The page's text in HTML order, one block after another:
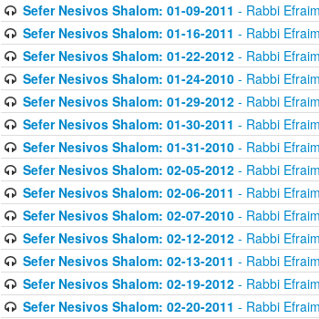
Sefer Nesivos Shalom: 01-09-2011 - Rabbi
Sefer Nesivos Shalom: 01-16-2011 - Rabbi
Sefer Nesivos Shalom: 01-22-2012- Rabbi
Sefer Nesivos Shalom: 01-24-2010- Rabbi
Sefer Nesivos Shalom: 01-29-2012- Rabbi
Sefer Nesivos Shalom: 01-30-2011 - Rabbi
Sefer Nesivos Shalom: 01-31-2010- Rabbi
Sefer Nesivos Shalom: 02-05-2012- Rabbi
Sefer Nesivos Shalom: 02-06-2011 - Rabbi
Sefer Nesivos Shalom: 02-07-2010- Rabbi
Sefer Nesivos Shalom: 02-12-2012- Rabbi
Sefer Nesivos Shalom: 02-13-2011 - Rabbi
Sefer Nesivos Shalom: 02-19-2012- Rabbi
Sefer Nesivos Shalom: 02-20-2011 - Rabbi